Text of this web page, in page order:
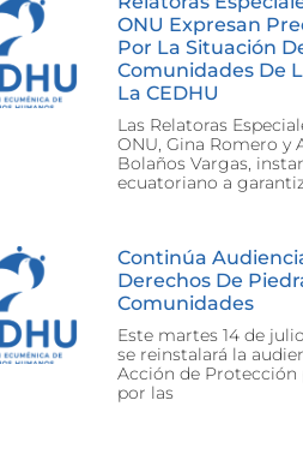
ONU Expresan
Por La Situación
Comunidades De
La CEDHU
Las Relatoras
ONU, Gina Romero y
Bolaños Vargas,
ecuatoriano a
Continúa
Derechos De
Comunidades
Este martes 14 de
se reinstalará la
Acción de Protección
por las